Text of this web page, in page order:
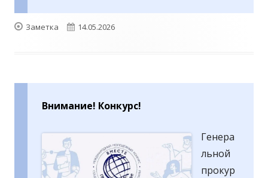
Формат
Заметка Опубликовано
14.05.2026
Внимание! Конкурс!
Генера
льной
прокур